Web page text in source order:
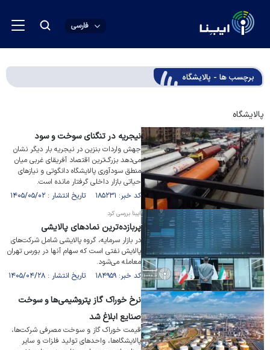
فارسی
برچسب ها - پالایشگاه
پالایشگاه
نیجریه در تنگنای سوخت و سود
جهش واردات بنزین در نیجریه بار دیگر نشان
می‌دهد بزرگ‌ترین اقتصاد آفریقای غربی میان
منطق سودآوری پالایشگاه دانگوتی و نیاز‌های
حیاتی بازار داخلی گرفتار مانده است.
کد خبر: ۱۸۵۲۳۱ تاریخ انتشار : ۱۴۰۵/۰۵/۰۲
ایبنا بررسی کرد
پربازده‌ترین نماد‌های پالایشی
در بازار سرمایه، گروه پالایشی شامل شرکت‌های
پالایش نفتی است که سهام آنها در بورس تهران
معامله می‌شود.
کد خبر: ۱۸۴۹۵۹ تاریخ انتشار : ۱۴۰۵/۰۴/۲۸
نرخ خوراک گاز پتروشیمی‌ها و سوخت
صنایع ابلاغ شد
قیمت خوراک گاز و سوخت مصرفی شرکت‌ها،
پالایشگاه‌ها، واحد‌های تولید فلزات و سایر